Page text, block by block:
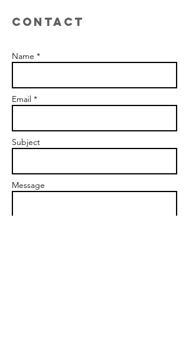
Contact
Name *
Email *
Subject
Message